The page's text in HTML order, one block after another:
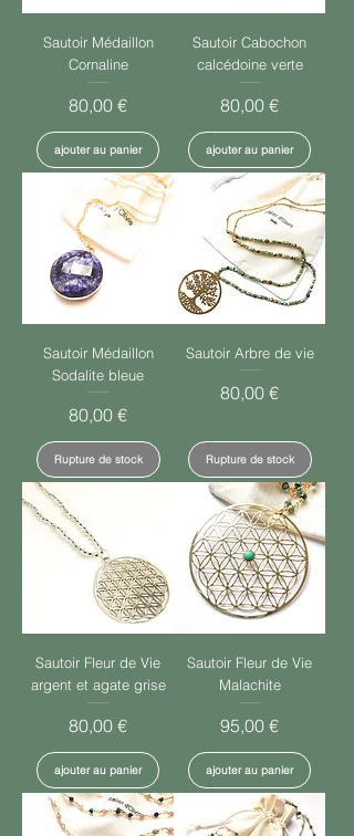
Sautoir Médaillon
Cornaline
Prix
80,00 €
ajouter au panier
Sautoir Cabochon
calcédoine verte
Prix
80,00 €
ajouter au panier
Sautoir Médaillon
Sodalite bleue
Prix
80,00 €
Rupture de stock
Sautoir Arbre de vie
Prix
80,00 €
Rupture de stock
Sautoir Fleur de Vie
argent et agate grise
Prix
80,00 €
ajouter au panier
Sautoir Fleur de Vie
Malachite
Prix
95,00 €
ajouter au panier